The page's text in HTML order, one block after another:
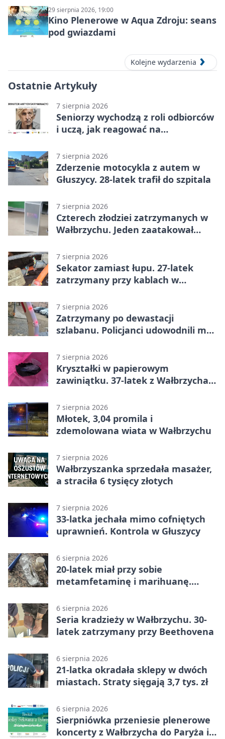
29 sierpnia 2026, 19:00
Kino Plenerowe w Aqua Zdroju: seans
pod gwiazdami
Kolejne wydarzenia
Ostatnie Artykuły
7 sierpnia 2026
Seniorzy wychodzą z roli odbiorców
i uczą, jak reagować na
7 sierpnia 2026
Zderzenie motocykla z autem w
Głuszycy. 28-latek trafił do szpitala
7 sierpnia 2026
Czterech złodziei zatrzymanych w
Wałbrzychu. Jeden zaatakował
7 sierpnia 2026
Sekator zamiast łupu. 27-latek
zatrzymany przy kablach w
7 sierpnia 2026
Zatrzymany po dewastacji
szlabanu. Policjanci udowodnili mu
7 sierpnia 2026
Kryształki w papierowym
zawiniątku. 37-latek z Wałbrzycha
7 sierpnia 2026
Młotek, 3,04 promila i
zdemolowana wiata w Wałbrzychu
7 sierpnia 2026
Wałbrzyszanka sprzedała masażer,
a straciła 6 tysięcy złotych
7 sierpnia 2026
33-latka jechała mimo cofniętych
uprawnień. Kontrola w Głuszycy
6 sierpnia 2026
20-latek miał przy sobie
metamfetaminę i marihuanę.
6 sierpnia 2026
Seria kradzieży w Wałbrzychu. 30-
latek zatrzymany przy Beethovena
6 sierpnia 2026
21-latka okradała sklepy w dwóch
miastach. Straty sięgają 3,7 tys. zł
6 sierpnia 2026
Sierpniówka przeniesie plenerowe
koncerty z Wałbrzycha do Paryża i